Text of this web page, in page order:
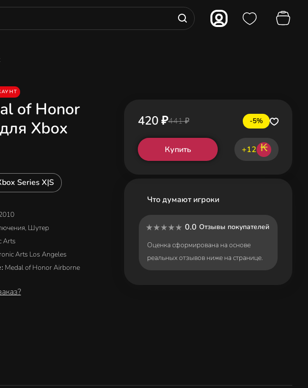
of Honor
Xbox
Series X|S
Шутер
Arts
Arts Los Angeles
: Medal of Honor Airborne
420 ₽441 ₽ -5%
Купить +12 ₭
Что думают игроки
0.0 Отзывы покупателей
Оценка сформирована на основе
реальных отзывов ниже на странице.